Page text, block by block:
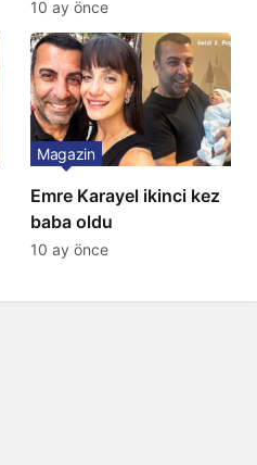
10 ay önce
Emre Karayel ikinci kez
baba oldu
Magazin
10 ay önce